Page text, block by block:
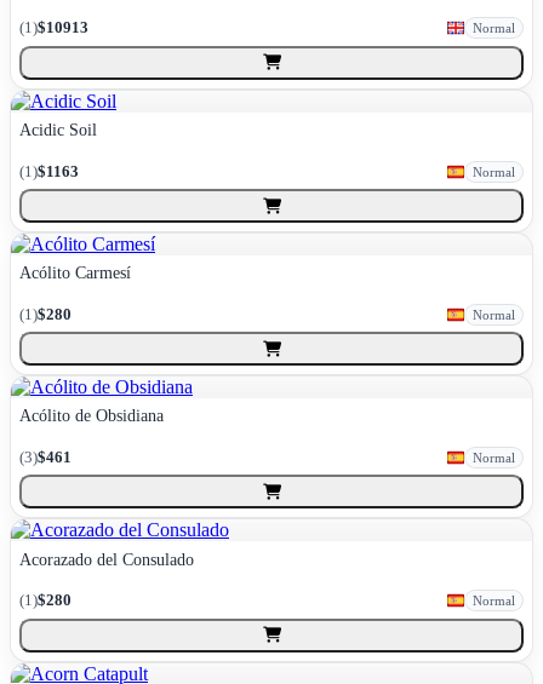
(1)$10913 Normal
Acidic Soil
(1)$1163 Normal
Acólito Carmesí
(1)$280 Normal
Acólito de Obsidiana
(3)$461 Normal
Acorazado del Consulado
(1)$280 Normal